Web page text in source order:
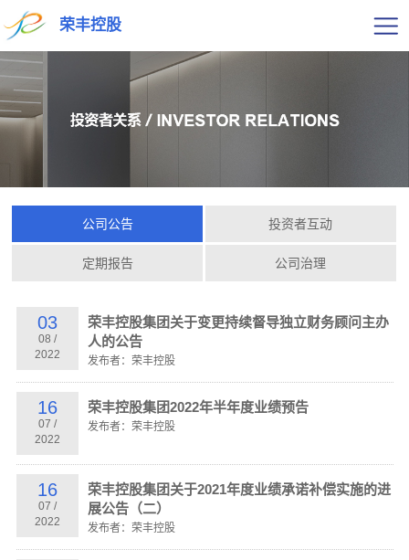
荣丰控股
公司公告 投资者互动
定期报告 公司治理
03
08 /
2022
荣丰控股集团关于变更持续督导独立财务顾问主办
人的公告
发布者：荣丰控股
16
07 /
2022
荣丰控股集团2022年半年度业绩预告
发布者：荣丰控股
16
07 /
2022
荣丰控股集团关于2021年度业绩承诺补偿实施的进
展公告（二）
发布者：荣丰控股